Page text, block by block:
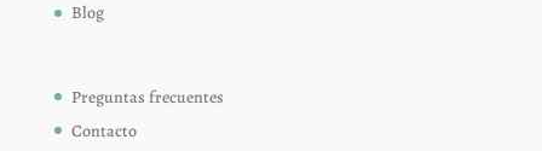
Blog
Preguntas frecuentes
Contacto